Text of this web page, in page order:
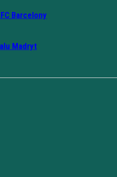
Barcelony
Madryt